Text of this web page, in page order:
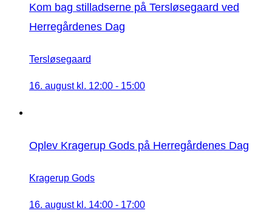
Kom bag stilladserne på Tersløsegaard ved
Herregårdenes Dag
Tersløsegaard
16. august kl. 12:00 - 15:00
Oplev Kragerup Gods på Herregårdenes Dag
Kragerup Gods
16. august kl. 14:00 - 17:00